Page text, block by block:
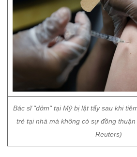
Bác sĩ "dởm" tại Mỹ bị lật tẩy sau khi
trẻ tại nhà mà không có sự đồng
Reuters)